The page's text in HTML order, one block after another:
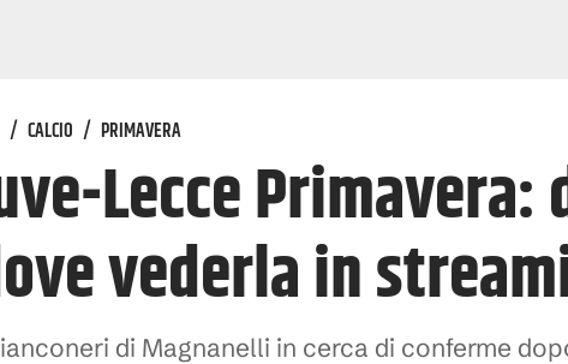
/ CALCIO / PRIMAVERA
Lecce
vederla in
di Magnanelli in cerca di conferme